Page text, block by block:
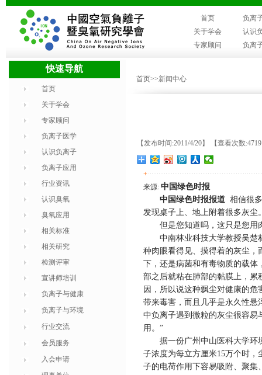
首页
负离
关于学会
认识
专家顾问
负离
快速导航
首页
关于学会
专家顾问
负离子医学
认识负离子
负离子应用
行业资讯
认识臭氧
臭氧应用
相关标准
相关研究
检测评审
宣讲师培训
负离子与健康
负离子与环境
行业交流
会员服务
入会申请
首页>>新闻中心
【发布时间:2011/4/20】 【查看次数
+
来源: 中国绿色时报
中国绿色时报报道 相信很
发现桌子上、地上附着很多灰尘
但是您知道吗，这只是您用
中南林业科技大学教授吴楚材
种肉眼看得见、摸得着的灰尘，
下，还是病菌和有毒物质的载体
部之后就粘在肺部的黏膜上，累
因，所以说这种飘尘对健康的危
带来毒害，而且几乎是永久性悬
中负离子遇到微粒的灰尘很容易
用。 ”
据一份广州中山医科大学环境
子浓度为每立方厘米15万个时，
子的电荷作用下容易吸附、聚集